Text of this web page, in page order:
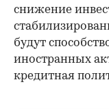
снижение
будут
иностранных
кредитная